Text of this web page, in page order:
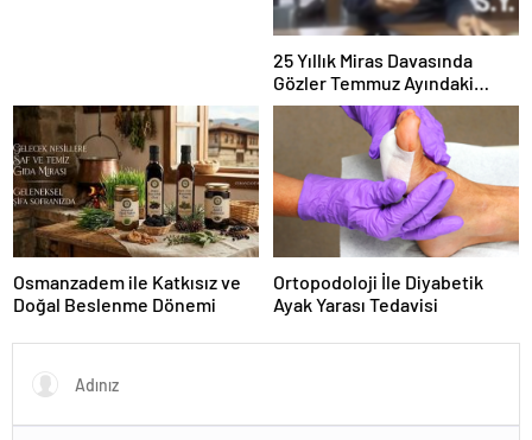
25 Yıllık Miras Davasında
Gözler Temmuz Ayındaki
Karar Duruşmasına Çevrildi
Osmanzadem ile Katkısız ve
Doğal Beslenme Dönemi
Ortopodoloji İle Diyabetik
Ayak Yarası Tedavisi